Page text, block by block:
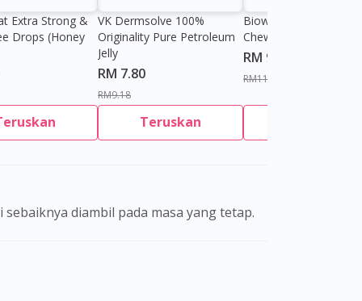
Extra Strong &
Drops (Honey
VK Dermsolve 100%
Originality Pure Petroleum
Jelly
RM 7.80
RM9.18
Teruskan
Biowell Zeero 200mg
Chewable Tablet
RM 9.80
RM11.27
diambil pada masa yang tetap.